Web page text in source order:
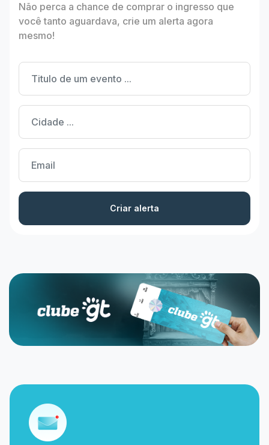
Não perca a chance de comprar o ingresso que
você tanto aguardava, crie um alerta agora
mesmo!
Criar alerta